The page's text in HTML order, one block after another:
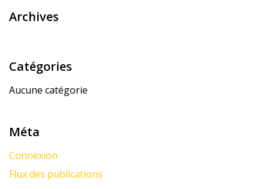
Archives
Catégories
Aucune catégorie
Méta
Connexion
Flux des publications